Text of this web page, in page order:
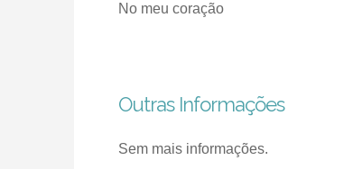
No meu coração
Outras Informações
Sem mais informações.